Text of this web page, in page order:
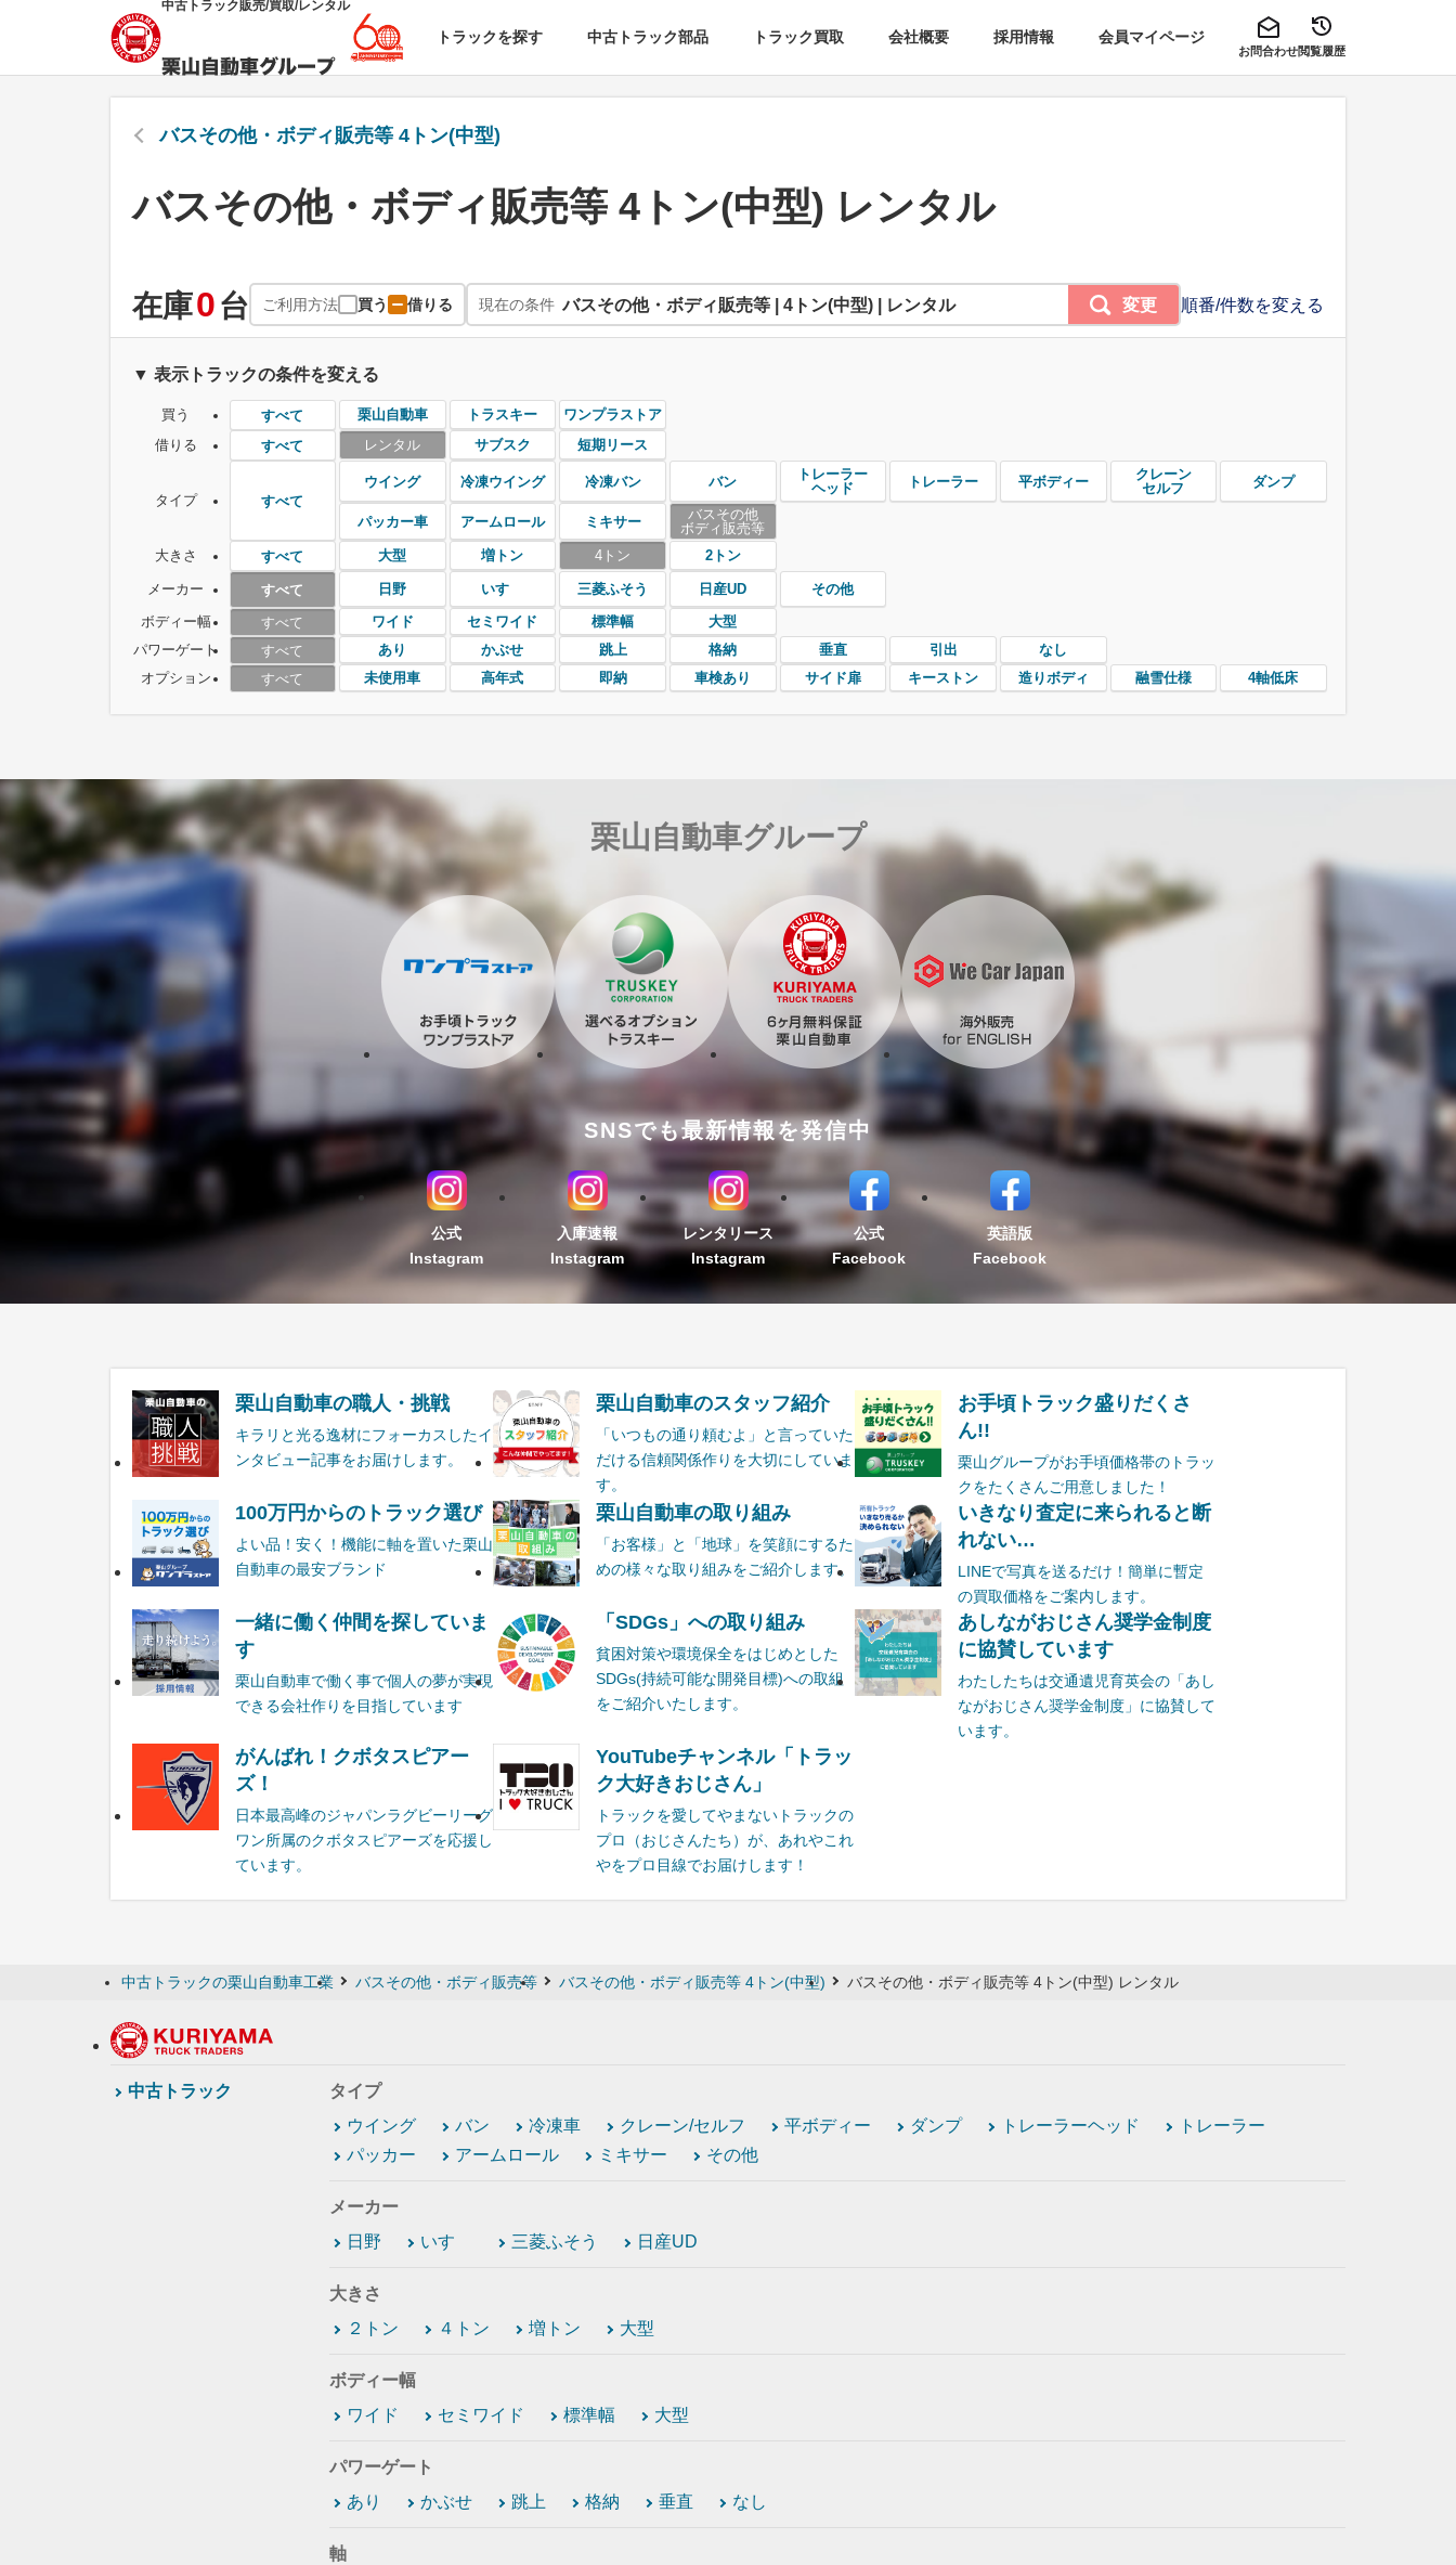
中古トラック販売/買取/レンタル
トラックを探す 中古トラック部品 トラック買取 会社概要 採用情報 会員マイページ
お問合わせ閲覧履歴
バスその他・ボディ販売等 4トン(中型)
バスその他・ボディ販売等 4トン(中型) レンタル
在庫0台 順番/件数を変える
ご利用方法 買う 借りる 現在の条件 バスその他・ボディ販売等 | 4トン(中型) | レンタル 変更
▼ 表示トラックの条件を変える
買う すべて 栗山自動車 トラスキー
ワンプラストア
借りる
すべて レンタル サブスク 短期リース
タイプ すべて
ウイング 冷凍ウイング 冷凍バン バン
トレーラー
ヘッド
トレーラー 平ボディー
クレーン
セルフ
ダンプ
パッカー車 アームロール ミキサー
バスその他
ボディ販売等
大きさ
すべて 大型 増トン 4トン 2トン
メーカー すべて 日野 いすゞ 三菱ふそう 日産UD
その他
ボディー幅
すべて ワイド セミワイド 標準幅
大型
パワーゲート
すべて あり かぶせ 跳上 格納 垂直 引出
なし
オプション
すべて 未使用車 高年式 即納 車検あり サイド扉 キーストン 造りボディ 融雪仕様 4軸低床
栗山自動車グループ
SNSでも最新情報を発信中
公式
Instagram
入庫速報
Instagram
レンタリース
Instagram
公式
Facebook
英語版
Facebook
栗山自動車の職人・挑戦
キラリと光る逸材にフォーカスしたイ
ンタビュー記事をお届けします。
栗山自動車のスタッフ紹介
「いつもの通り頼むよ」と言っていた
だける信頼関係作りを大切にしていま
す。
お手頃トラック盛りだくさ
ん!!
栗山グループがお手頃価格帯のトラッ
クをたくさんご用意しました！
100万円からのトラック選び
よい品！安く！機能に軸を置いた栗山
自動車の最安ブランド
栗山自動車の取り組み
「お客様」と「地球」を笑顔にするた
めの様々な取り組みをご紹介します。
いきなり査定に来られると断
れない…
LINEで写真を送るだけ！簡単に暫定
の買取価格をご案内します。
一緒に働く仲間を探していま
す
栗山自動車で働く事で個人の夢が実現
できる会社作りを目指しています
「SDGs」への取り組み
貧困対策や環境保全をはじめとした
SDGs(持続可能な開発目標)への取組
をご紹介いたします。
あしながおじさん奨学金制度
に協賛しています
わたしたちは交通遺児育英会の「あし
ながおじさん奨学金制度」に協賛して
います。
がんばれ！クボタスピアー
ズ！
日本最高峰のジャパンラグビーリーグ
ワン所属のクボタスピアーズを応援し
ています。
YouTubeチャンネル「トラッ
ク大好きおじさん」
トラックを愛してやまないトラックの
プロ（おじさんたち）が、あれやこれ
やをプロ目線でお届けします！
中古トラックの栗山自動車工業 バスその他・ボディ販売等 バスその他・ボディ販売等 4トン(中型) バスその他・ボディ販売等 4トン(中型) レンタル
中古トラック
タイプ
ウイング
バン 冷凍車 クレーン/セルフ 平ボディー ダンプ トレーラーヘッド
トレーラー
パッカー
アームロール ミキサー その他
メーカー
日野
いすゞ 三菱ふそう 日産UD
大きさ
２トン
４トン 増トン 大型
ボディー幅
ワイド
セミワイド 標準幅 大型
パワーゲート
あり
かぶせ 跳上 格納 垂直 なし
軸